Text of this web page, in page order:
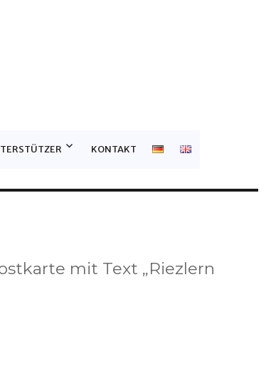
KONTAKT
mit Text „Riezlern